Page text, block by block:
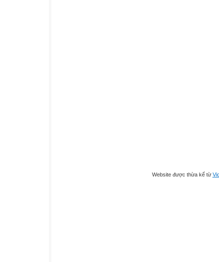
Website được thừa kế từ